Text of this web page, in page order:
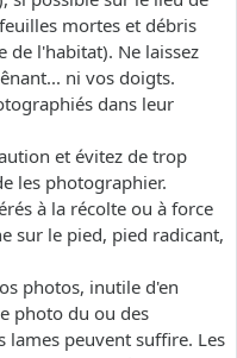
mortes et débris
l'habitat). Ne laissez
ni vos doigts.
dans leur
et évitez de trop
les photographier.
à la récolte ou à force
sur le pied, pied radicant,
photos, inutile d'en
photo du ou des
lames peuvent suffire. Les